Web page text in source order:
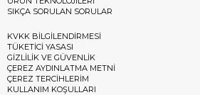
SIKÇA SORULAN SORULAR
KVKK BİLGİLENDİRMESİ
TÜKETİCİ YASASI
GİZLİLİK VE GÜVENLİK
ÇEREZ AYDINLATMA METNİ
ÇEREZ TERCİHLERİM
KULLANIM KOŞULLARI